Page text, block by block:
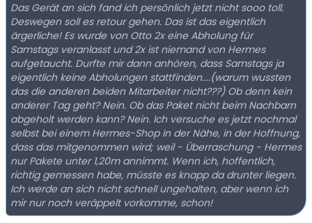
Das Gerät an sich fand ich persönlich jetzt nicht sooo toll.
Deswegen soll es retour gehen. Das ist das eigentlich
ärgerliche! Es wurde von Otto 2x eine Abholung für
Samstags veranlasst und 2x ist niemand von Hermes
aufgetaucht. Durfte mir dann anhören, dass Samstags ja
eigentlich keine Abholungen stattfinden....(warum wussten
das die anderen beiden Mitarbeiter nicht???) Ob denn kein
anderer Tag geht? Nein. Ob das Paket nicht beim Nachbarn
abgeholt werden kann? Nein. Ich versuche es jetzt nochmal
selbst bei einem Hermes-Shop in der Nähe, in der Hoffnung,
dass das mitgenommen wird; weil - Überraschung - Hermes
nur Pakete unter 1,20m annimmt. Wenn ich, hoffentlich,
richtig gemessen habe, müsste es knapp da drunter liegen.
Ich werde an sich nicht schnell ungehalten, aber wenn ich
mir nur noch veräppelt vorkomme, schon!